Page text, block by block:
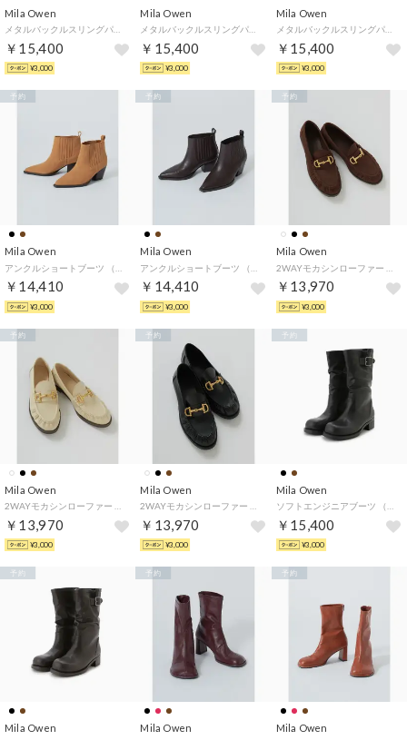
Mila Owen
￥15,400
¥3,000
Mila Owen
￥15,400
¥3,000
Mila Owen
メタルバックルスリングパンプス （MIX）
￥15,400
¥3,000
Mila Owen
￥14,410
予約
¥3,000
Mila Owen
￥14,410
予約
¥3,000
Mila Owen
￥13,970
予約
¥3,000
Mila Owen
￥13,970
予約
¥3,000
Mila Owen
￥13,970
予約
¥3,000
Mila Owen
￥15,400
予約
¥3,000
Mila Owen
予約
Mila Owen
予約
Mila Owen
予約